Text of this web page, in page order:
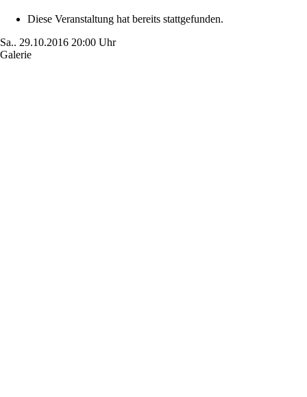
Diese Veranstaltung hat bereits stattgefunden.
Sa.. 29.10.2016 20:00 Uhr
Galerie